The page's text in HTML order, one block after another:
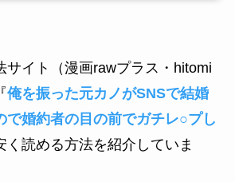
サイト（漫画rawプラス・hitomi
俺を振った元カノがSNSで結婚
で婚約者の目の前でガチレ○プし
く読める方法を紹介していま